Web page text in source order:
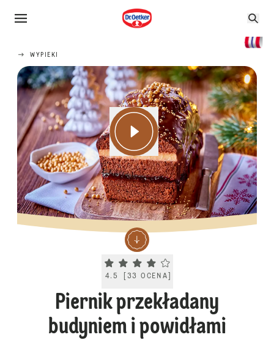
WYPIEKI
Current rating 4.5. Click to rate.
4.5 33 OCENA
Piernik przekładany
budyniem i powidłami